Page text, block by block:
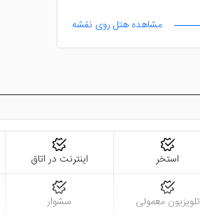
مشاهده هتل روی نقشه
استخر اینترنت در اتاق
تلویزیون معمولی سشوار